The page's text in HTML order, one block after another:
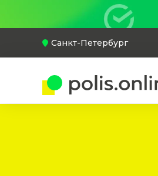
Санкт-Петербург